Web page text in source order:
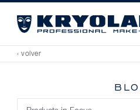
‹ volver